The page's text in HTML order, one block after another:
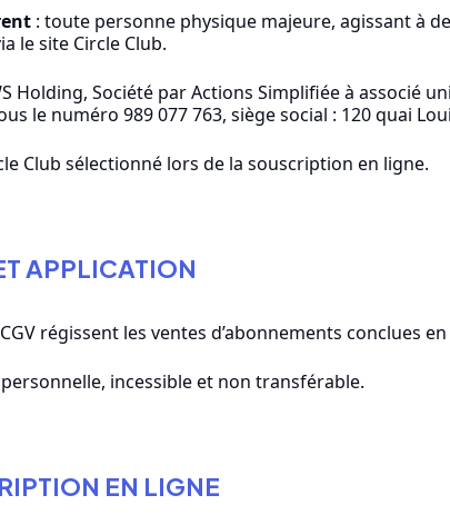
: toute personne physique majeure, agissant à
le site Circle Club.
Holding, Société par Actions Simplifiée à associé
le numéro 989 077 763, siège social : 120 quai
Club sélectionné lors de la souscription en ligne.
APPLICATION
régissent les ventes d’abonnements conclues
personnelle, incessible et non transférable.
EN LIGNE